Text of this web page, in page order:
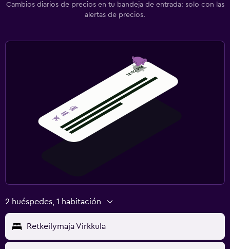
Cambios diarios de precios en tu bandeja de entrada: solo con las
alertas de precios.
2 huéspedes, 1 habitación
Retkeilymaja Virkkula